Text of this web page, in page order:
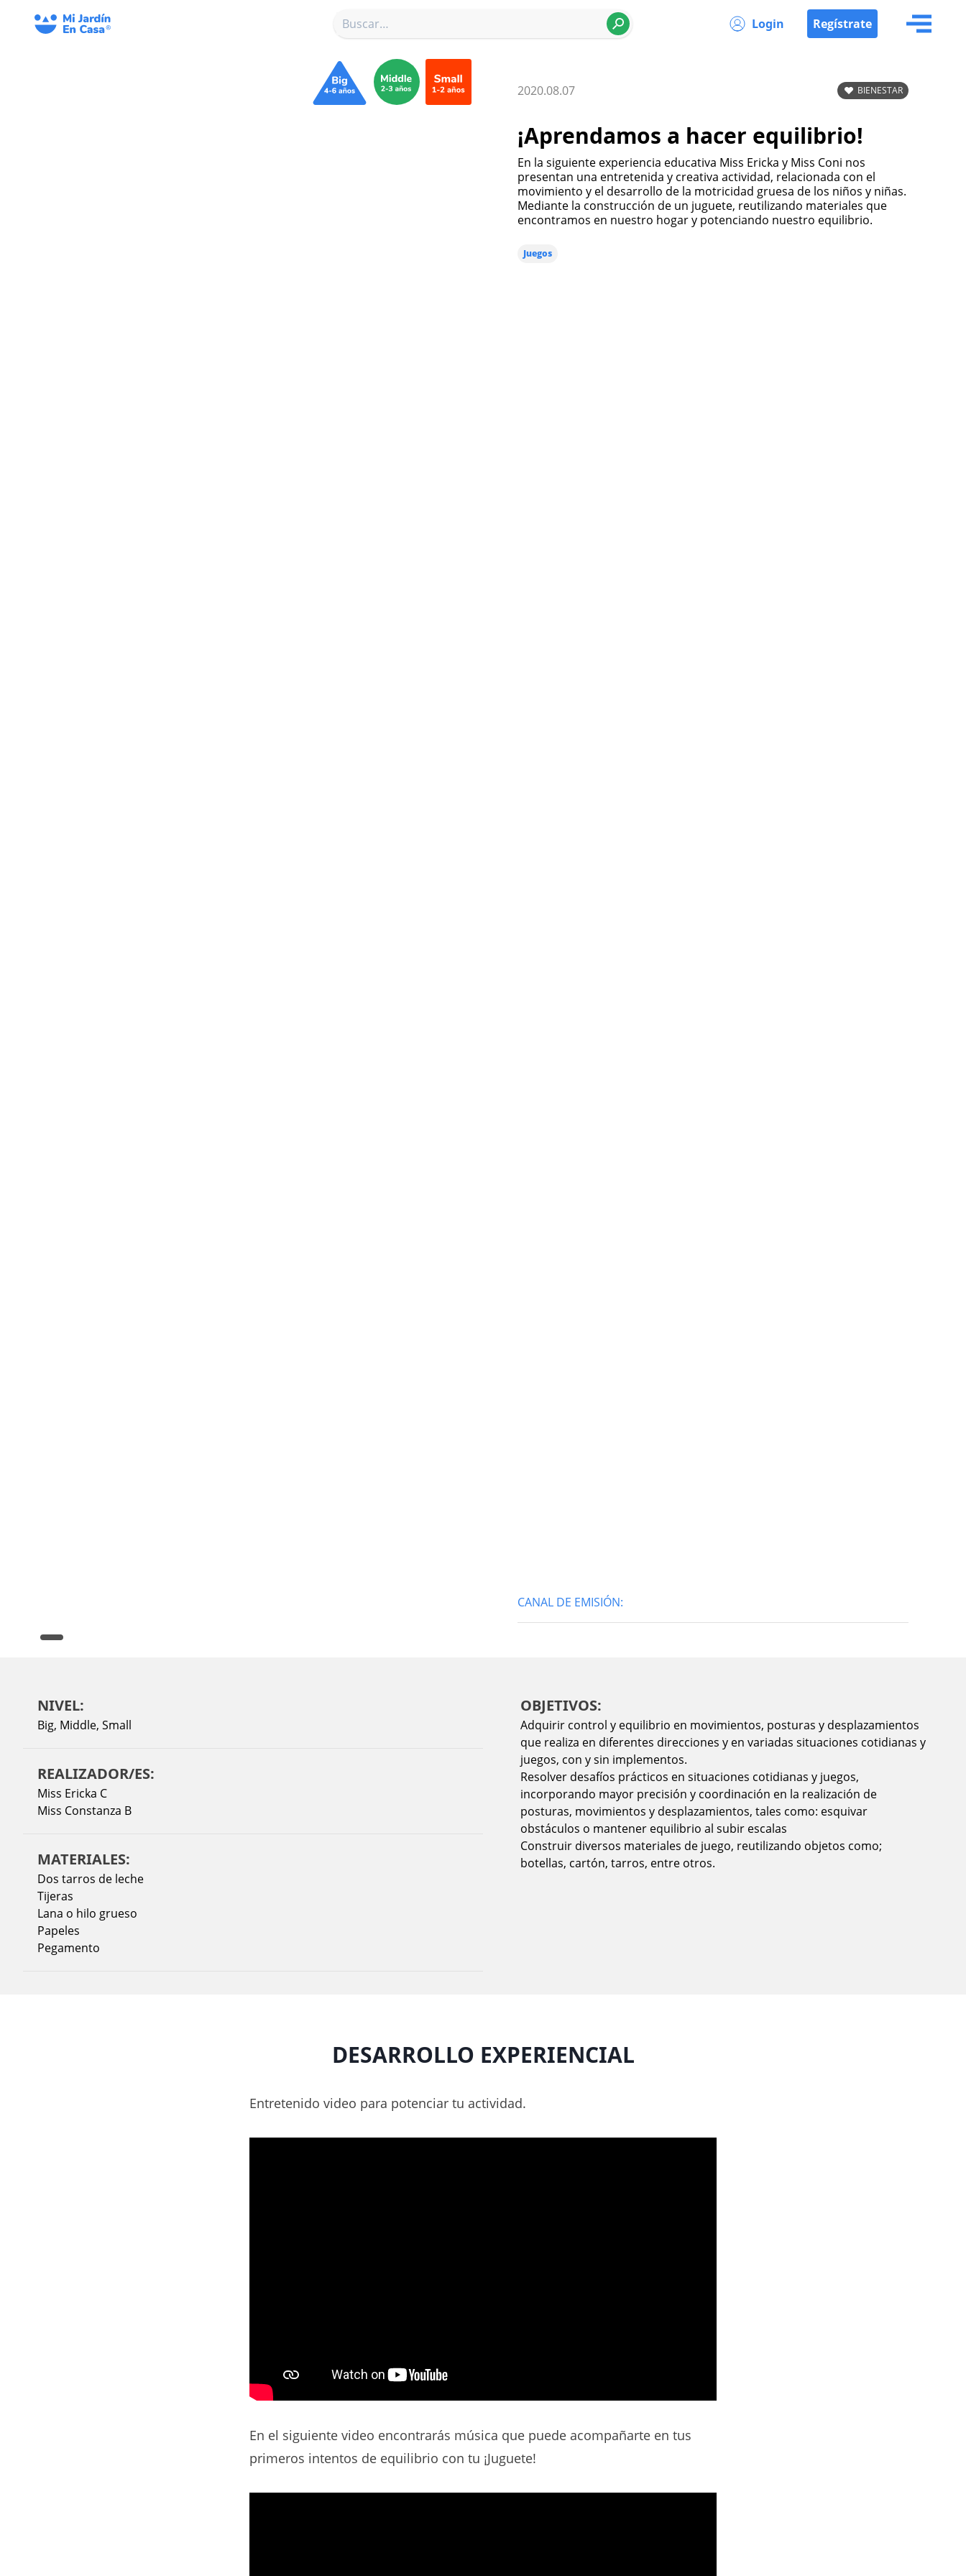
Login Regístrate
2020.08.07 BIENESTAR
¡Aprendamos a hacer equilibrio!
En la siguiente experiencia educativa Miss Ericka y Miss Coni nos
presentan una entretenida y creativa actividad, relacionada con el
movimiento y el desarrollo de la motricidad gruesa de los niños y niñas.
Mediante la construcción de un juguete, reutilizando materiales que
encontramos en nuestro hogar y potenciando nuestro equilibrio.
Juegos
CANAL DE EMISIÓN:
NIVEL:
Big, Middle, Small
REALIZADOR/ES:
Miss Ericka C
Miss Constanza B
MATERIALES:
Dos tarros de leche
Tijeras
Lana o hilo grueso
Papeles
Pegamento
OBJETIVOS:
Adquirir control y equilibrio en movimientos, posturas y desplazamientos
que realiza en diferentes direcciones y en variadas situaciones cotidianas y
juegos, con y sin implementos.
Resolver desafíos prácticos en situaciones cotidianas y juegos,
incorporando mayor precisión y coordinación en la realización de
posturas, movimientos y desplazamientos, tales como: esquivar
obstáculos o mantener equilibrio al subir escalas
Construir diversos materiales de juego, reutilizando objetos como;
botellas, cartón, tarros, entre otros.
DESARROLLO EXPERIENCIAL
Entretenido video para potenciar tu actividad.
En el siguiente video encontrarás música que puede acompañarte en tus
primeros intentos de equilibrio con tu ¡Juguete!